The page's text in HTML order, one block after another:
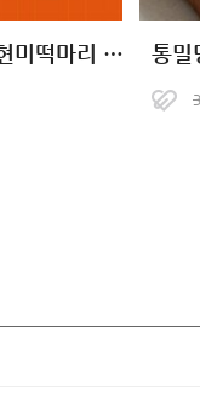
[10+10 특가] 곤약현미떡마리 5종 골라담기 통밀